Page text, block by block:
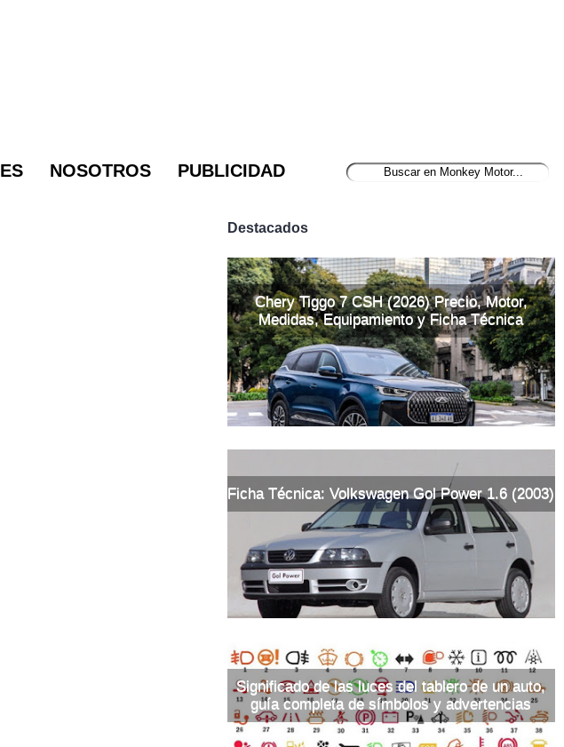
NOSOTROS PUBLICIDAD
Destacados
Chery Tiggo 7 CSH (2026) Precio, Motor,
Medidas, Equipamiento y Ficha Técnica
Ficha Técnica: Volkswagen Gol Power 1.6 (2003)
Significado de las luces del tablero de un auto,
guía completa de símbolos y advertencias